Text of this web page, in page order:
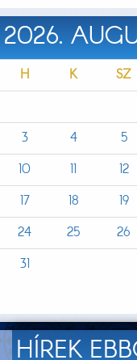
2026.
H K SZ
3
4 5
10
11 12
17
18 19
24
25 26
31
HÍREK